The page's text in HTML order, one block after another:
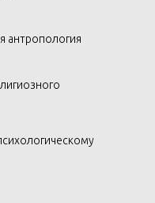
антропология